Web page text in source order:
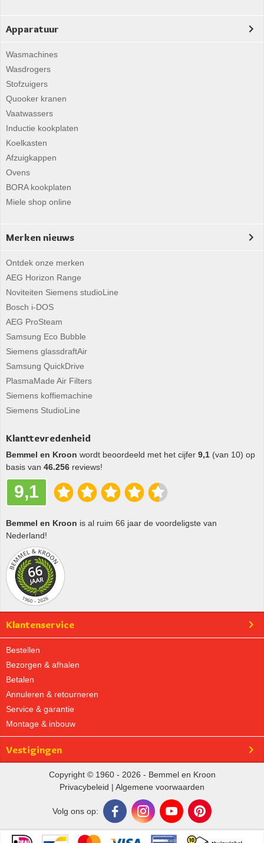
Apparatuur
Wasmachines
Wasdrogers
Stofzuigers
Quooker kranen
Vaatwassers
Inductie kookplaten
Koelkasten
Afzuigkappen
Ovens
BORA kookplaten
Miele shop online
Merken nieuws
Ontdek onze merken
AEG Horizon Range
Noviteiten Siemens studioLine
Bosch i-DOS
AEG ProSteam
Samsung Eco Bubble
Siemens glassdraftAir
Samsung QuickDrive
PlasmaMade Air Filters
Siemens koffiemachine
Siemens StudioLine
Klanttevredenheid
Bemmel en Kroon wordt beoordeeld met het cijfer 9,1 (van 10) op
basis van 46.256 reviews!
9,1
Bemmel en Kroon is al ruim 66 jaar de voordeligste van
Nederland!
Klantenservice
Bestellen
Bezorgen & afhalen
Betalen
Annuleren & retourneren
Service & garantie
Montage & inbouw
Vestigingen
Copyright © 1960 - 2026 - Bemmel en Kroon
Privacybeleid | Algemene voorwaarden
Volg ons op: